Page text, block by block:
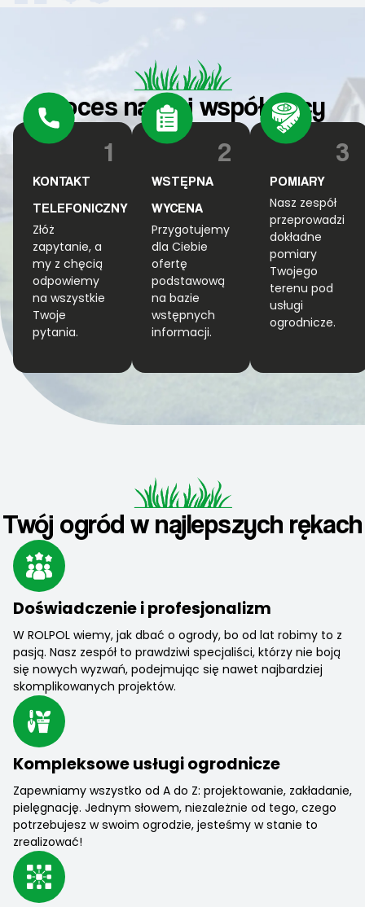
Proces naszej współpracy
1
KONTAKT
TELEFONICZNY
Złóż
zapytanie, a
my z chęcią
odpowiemy
na wszystkie
Twoje
pytania.
2
WSTĘPNA
WYCENA
Przygotujemy
dla Ciebie
ofertę
podstawową
na bazie
wstępnych
informacji.
3
POMIARY
Nasz zespół
przeprowadzi
dokładne
pomiary
Twojego
terenu pod
usługi
ogrodnicze.
Twój ogród w najlepszych rękach
Doświadczenie i profesjonalizm
W ROLPOL wiemy, jak dbać o ogrody, bo od lat robimy to z
pasją. Nasz zespół to prawdziwi specjaliści, którzy nie boją
się nowych wyzwań, podejmując się nawet najbardziej
skomplikowanych projektów.
Kompleksowe usługi ogrodnicze
Zapewniamy wszystko od A do Z: projektowanie, zakładanie,
pielęgnację. Jednym słowem, niezależnie od tego, czego
potrzebujesz w swoim ogrodzie, jesteśmy w stanie to
zrealizować!